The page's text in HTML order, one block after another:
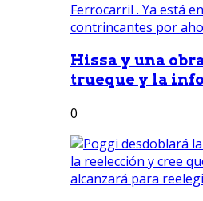
Hissa y una
trueque y la
0